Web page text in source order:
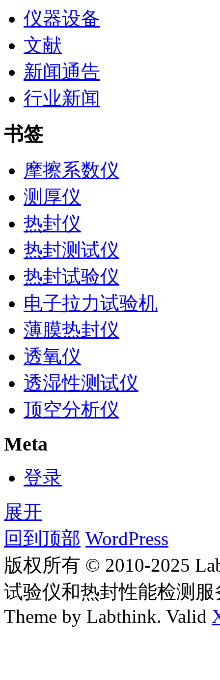
仪器设备
文献
新闻通告
行业新闻
书签
摩擦系数仪
测厚仪
热封仪
热封测试仪
热封试验仪
电子拉力试验机
薄膜热封仪
透氧仪
透湿性测试仪
顶空分析仪
Meta
登录
展开
回到顶部 WordPress
版权所有 © 2010-2025
试验仪和热封性能检测
Theme by Labthink. Valid